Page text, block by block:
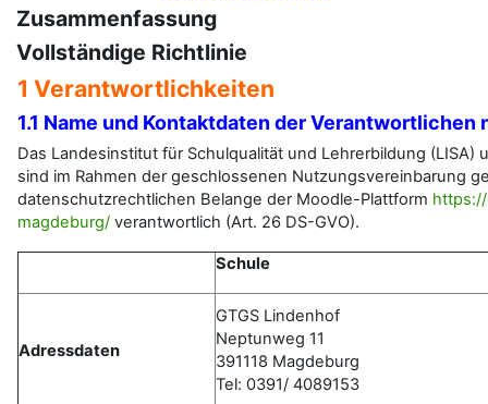
Zusammenfassung
Vollständige Richtlinie
1 Verantwortlichkeiten
1.1 Name und Kontaktdaten der Verantwortlichen
Das Landesinstitut für Schulqualität und Lehrerbildung (LISA)
sind im Rahmen der geschlossenen Nutzungsvereinbarung
datenschutzrechtlichen Belange der Moodle-Plattform
magdeburg/ verantwortlich (Art. 26 DS-GVO).
Schule
Adressdaten
GTGS Lindenhof
Neptunweg 11
391118 Magdeburg
Tel: 0391/ 4089153